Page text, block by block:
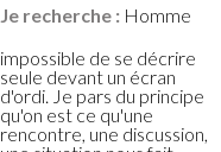
Je recherche : Homme
impossible de se décrire
seule devant un écran
d'ordi. Je pars du principe
qu'on est ce qu'une
rencontre, une discussion,